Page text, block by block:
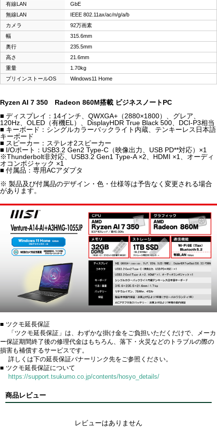
有線LAN
GbE
無線LAN
IEEE 802.11ax/ac/n/g/a/b
カメラ
92万画素
幅
315.6mm
奥行
235.5mm
高さ
21.6mm
重量
1.70kg
プリインストールOS
Windows11 Home
Ryzen AI 7 350 Radeon 860M搭載 ビジネスノートPC
■ ディスプレイ：14インチ、QWXGA+（2880×1800）、グレア、
120Hz、OLED（有機EL）、DisplayHDR True Black 500、DCI-P3相当
■ キーボード：シングルカラーバックライト内蔵、テンキーレス日本語
キーボード
■ スピーカー：ステレオ2スピーカー
■ I/Oポート：USB3.2 Gen2 Type-C（映像出力、USB PD**対応）×1
※Thunderbolt非対応、USB3.2 Gen1 Type-A ×2、HDMI ×1、オーディ
オコンボジャック ×1
■ 付属品：専用ACアダプタ
※ 製品及び付属品のデザイン・色・仕様等は予告なく変更される場合
があります。
■ ツクモ延長保証
「ツクモ延長保証」は、わずかな掛け金をご負担いただくだけで、メーカ
ー保証期間終了後の修理代金はもちろん、落下・火災などのトラブルの際の
損害も補償するサービスです。
詳しくは下の延長保証バナーリンク先をご参照ください。
■ ツクモ延長保証について
https://support.tsukumo.co.jp/contents/hosyo_details/
商品レビュー
レビューはありません